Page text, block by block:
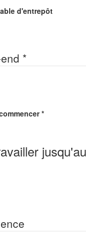
d'entrepôt
*
*